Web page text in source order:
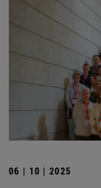
06 | 10 | 2025